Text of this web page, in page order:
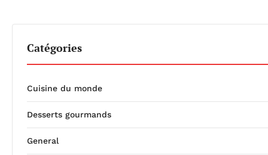
Catégories
Cuisine du monde
Desserts gourmands
General